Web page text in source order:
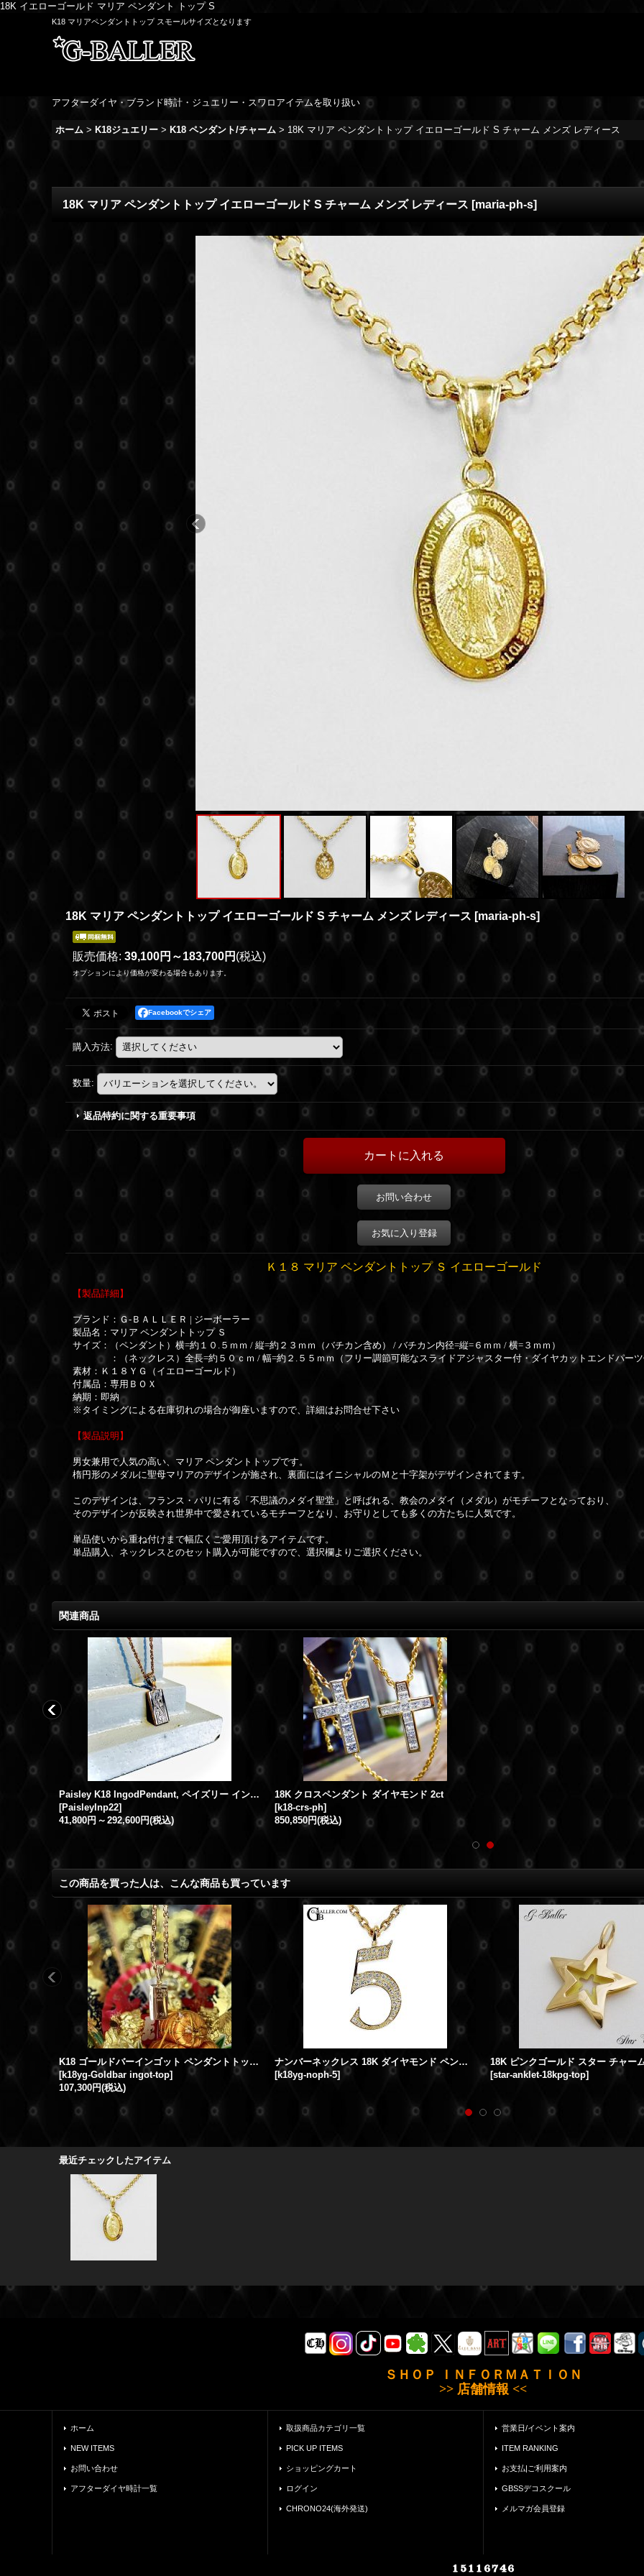
18K イエローゴールド マリア ペンダント トップ S
K18 マリアペンダントトップ スモールサイズとなります
アフターダイヤ・ブランド時計・ジュエリー・スワロアイテムを取り扱い
ホーム > K18ジュエリー > K18 ペンダント/チャーム > 18K マリア ペンダントトップ イエローゴールド S チャーム メンズ レディース
18K マリア ペンダントトップ イエローゴールド S チャーム メンズ レディース [maria-ph-s]
18K マリア ペンダントトップ イエローゴールド S チャーム メンズ レディース [maria-ph-s]
販売価格: 39,100円～183,700円 (税込)
オプションにより価格が変わる場合もあります。
Facebookでシェア
購入方法:
数量:
返品特約に関する重要事項
お問い合わせ
お気に入り登録
Ｋ１８ マリア ペンダントトップ Ｓ イエローゴールド
【製品詳細】
ブランド：Ｇ-ＢＡＬＬＥＲ | ジーボーラー
製品名：マリア ペンダントトップ Ｓ
サイズ：（ペンダント）横=約１０.５ｍｍ / 縦=約２３ｍｍ（バチカン含め） / バチカン内径=縦=６ｍｍ / 横=３ｍｍ）
：（ネックレス）全長=約５０ｃｍ / 幅=約２.５５ｍｍ（フリー調節可能なスライドアジャスター付・ダイヤカットエンドパー
素材：Ｋ１８ＹＧ（イエローゴールド）
付属品：専用ＢＯＸ
納期：即納
※タイミングによる在庫切れの場合が御座いますので、詳細はお問合せ下さい
【製品説明】
男女兼用で人気の高い、マリア ペンダントトップです。
楕円形のメダルに聖母マリアのデザインが施され、裏面にはイニシャルのＭと十字架がデザインされてます。
このデザインは、フランス・パリに有る「不思議のメダイ聖堂」と呼ばれる、教会のメダイ（メダル）がモチーフとなっており、
そのデザインが反映され世界中で愛されているモチーフとなり、お守りとしても多くの方たちに人気です。
単品使いから重ね付けまで幅広くご愛用頂けるアイテムです。
単品購入、ネックレスとのセット購入が可能ですので、選択欄よりご選択ください。
関連商品
Paisley K18 IngodPendant, ペイズリー インゴットペンダント
[PaisleyInp22]
41,800円 ～ 292,600円(税込)
18K クロスペンダント ダイヤモンド 2ct
[k18-crs-ph]
850,850円(税込)
この商品を買った人は、こんな商品も買っています
K18 ゴールドバーインゴット ペンダントトップ ネックレス イエローゴールド/Goldbar
[k18yg-Goldbar ingot-top]
107,300円(税込)
ナンバーネックレス 18K ダイヤモンド ペンダントトップ メンズ レディース
[k18yg-noph-5]
18K ピンクゴールド スター チャー
[star-anklet-18kpg-top]
最近チェックしたアイテム
ＳＨＯＰ ＩＮＦＯＲＭＡＴＩＯＮ
>> 店舗情報 <<
ホーム
NEW ITEMS
お問い合わせ
アフターダイヤ時計一覧
取扱商品カテゴリ一覧
PICK UP ITEMS
ショッピングカート
ログイン
CHRONO24(海外発送)
営業日/イベント案内
ITEM RANKING
お支払|ご利用案内
GBSSデコスクール
メルマガ会員登録